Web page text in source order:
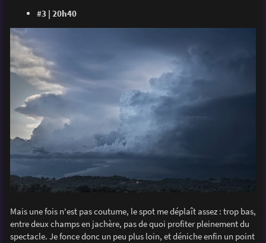
#3 | 20h40
Mais une fois n'est pas coutume, le spot me déplaît assez : trop bas,
entre deux champs en jachère, pas de quoi profiter pleinement du
spectacle. Je fonce donc un peu plus loin, et déniche enfin un point